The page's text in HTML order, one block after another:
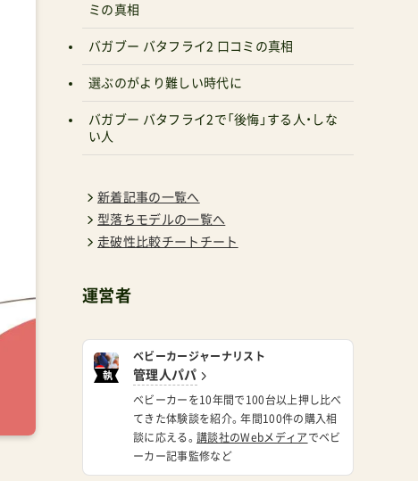
ミの真相
バガブー バタフライ2 口コミの真相
選ぶのがより難しい時代に
バガブー バタフライ2で「後悔」する人・しな
い人
新着記事の一覧へ
型落ちモデルの一覧へ
走破性比較チートチート
運営者
執
ベビーカージャーナリスト
管理人パパ
ベビーカーを10年間で100台以上押し比べ
てきた体験談を紹介。年間100件の購入相
談に応える。講談社のWebメディア でベビ
ーカー記事監修など